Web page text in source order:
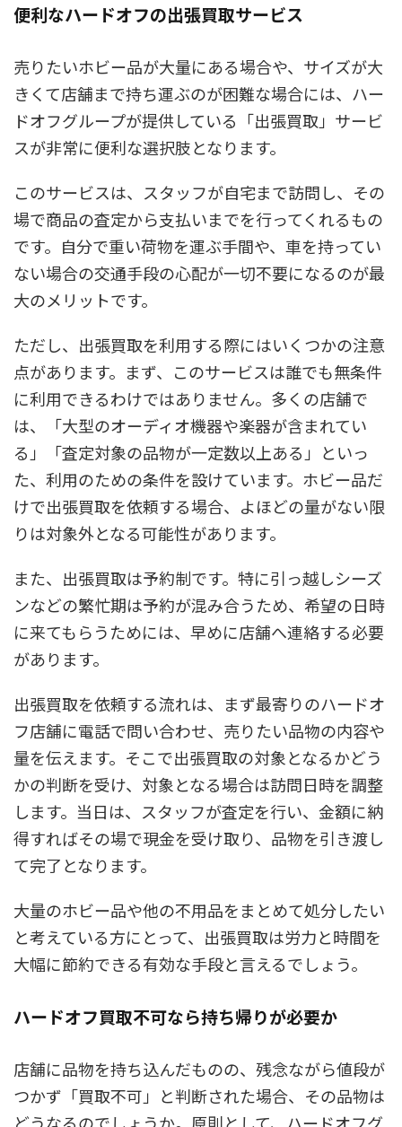
便利なハードオフの出張買取サービス
売りたいホビー品が大量にある場合や、サイズが大
きくて店舗まで持ち運ぶのが困難な場合には、ハー
ドオフグループが提供している「出張買取」サービ
スが非常に便利な選択肢となります。
このサービスは、スタッフが自宅まで訪問し、その
場で商品の査定から支払いまでを行ってくれるもの
です。自分で重い荷物を運ぶ手間や、車を持ってい
ない場合の交通手段の心配が一切不要になるのが最
大のメリットです。
ただし、出張買取を利用する際にはいくつかの注意
点があります。まず、このサービスは誰でも無条件
に利用できるわけではありません。多くの店舗で
は、「大型のオーディオ機器や楽器が含まれてい
る」「査定対象の品物が一定数以上ある」といっ
た、利用のための条件を設けています。ホビー品だ
けで出張買取を依頼する場合、よほどの量がない限
りは対象外となる可能性があります。
また、出張買取は予約制です。特に引っ越しシーズ
ンなどの繁忙期は予約が混み合うため、希望の日時
に来てもらうためには、早めに店舗へ連絡する必要
があります。
出張買取を依頼する流れは、まず最寄りのハードオ
フ店舗に電話で問い合わせ、売りたい品物の内容や
量を伝えます。そこで出張買取の対象となるかどう
かの判断を受け、対象となる場合は訪問日時を調整
します。当日は、スタッフが査定を行い、金額に納
得すればその場で現金を受け取り、品物を引き渡し
て完了となります。
大量のホビー品や他の不用品をまとめて処分したい
と考えている方にとって、出張買取は労力と時間を
大幅に節約できる有効な手段と言えるでしょう。
ハードオフ買取不可なら持ち帰りが必要か
店舗に品物を持ち込んだものの、残念ながら値段が
つかず「買取不可」と判断された場合、その品物は